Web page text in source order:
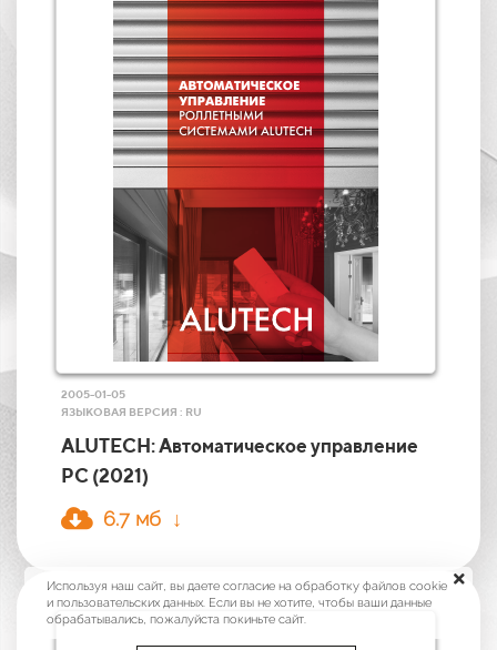
2005-01-05
ЯЗЫКОВАЯ ВЕРСИЯ : RU
ALUTECH: Автоматическое управление
РС (2021)
6.7 мб ↓
Используя наш сайт, вы даете согласие на обработку файлов cookie
и пользовательских данных. Если вы не хотите, чтобы ваши данные
обрабатывались, пожалуйста покиньте сайт.